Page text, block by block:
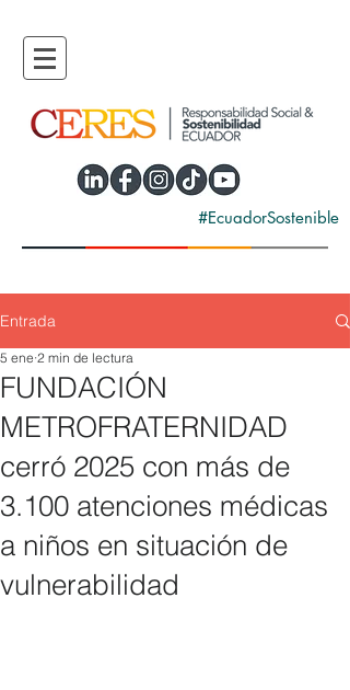
#EcuadorSostenible
Entrada
FUNDACIÓN
METROFRATERNIDAD
cerró 2025 con más de
3.100 atenciones médicas
a niños en situación de
vulnerabilidad
5 ene 2 min de lectura